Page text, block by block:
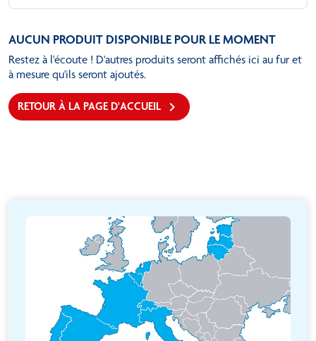
AUCUN PRODUIT DISPONIBLE POUR LE MOMENT
Restez à l'écoute ! D'autres produits seront affichés ici au fur et
à mesure qu'ils seront ajoutés.
RETOUR À LA PAGE D'ACCUEIL 